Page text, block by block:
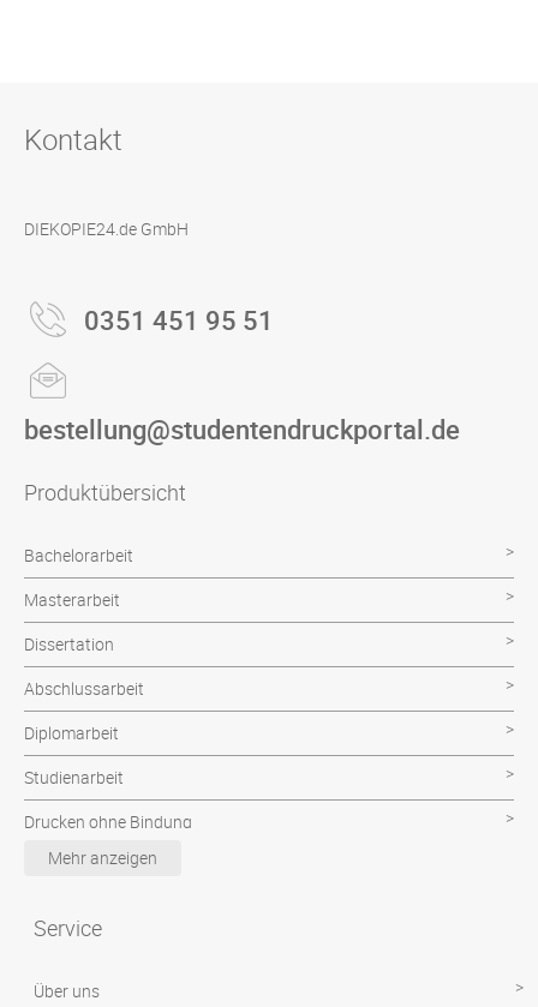
Kontakt
DIEKOPIE24.de GmbH
0351 451 95 51
bestellung@studentendruckportal.de
Produktübersicht
Bachelorarbeit
Masterarbeit
Dissertation
Abschlussarbeit
Diplomarbeit
Studienarbeit
Drucken ohne Bindung
Poster & CAD Plot
Hausarbeit
Mehr anzeigen
Service
Über uns